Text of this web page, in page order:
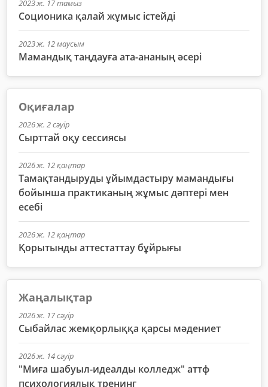
2023 ж. 17 тамыз
Соционика қалай жұмыс істейді
2023 ж. 12 маусым
Мамандық таңдауға ата-ананың әсері
Оқиғалар
2026 ж. 2 сәуір
Сырттай оқу сессиясы
2026 ж. 12 қаңтар
Тамақтандыруды ұйымдастыру мамандығы
бойынша практиканың жұмыс дәптері мен
есебі
2026 ж. 12 қаңтар
Қорытынды аттестаттау бұйрығы
Жаңалықтар
2026 ж. 17 сәуір
Сыбайлас жемқорлыққа қарсы мәдениет
2026 ж. 14 сәуір
"Миға шабуыл-идеалды колледж" аттф
психологиялық тренинг